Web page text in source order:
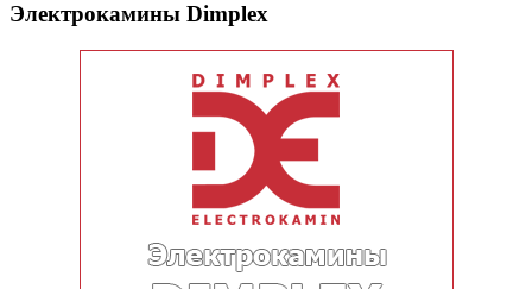
Электрокамины Dimplex